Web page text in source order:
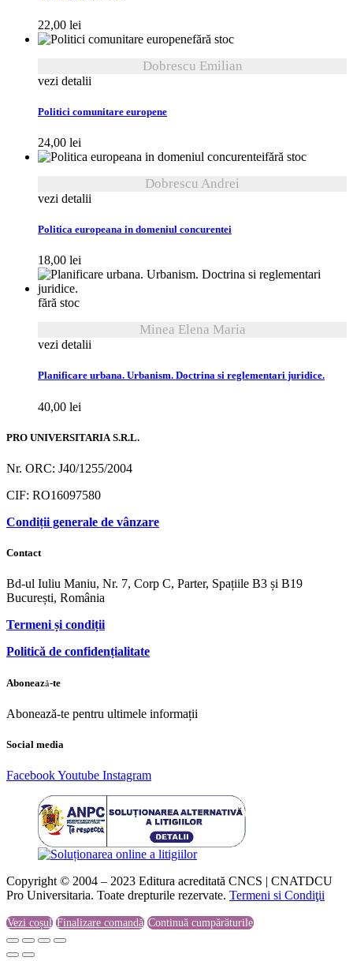
22,00 lei
fără stoc
Dobrescu Emilian
vezi detalii
Politici comunitare europene
24,00 lei
fără stoc
Dobrescu Andrei
vezi detalii
Politica europeana in domeniul concurentei
18,00 lei
fără stoc
Minea Elena Maria
vezi detalii
Planificare urbana. Urbanism. Doctrina si reglementari juridice.
40,00 lei
PRO UNIVERSITARIA S.R.L.
Nr. ORC: J40/1255/2004
CIF: RO16097580
Condiții generale de vânzare
Contact
Bd-ul Iuliu Maniu, Nr. 7, Corp C, Parter, Spațiile B3 și B19
București, România
Termeni și condiții
Politică de confidențialitate
Abonează-te
Abonează-te pentru ultimele informații
Social media
FacebookYoutube Instagram
Copyright © 2004 – 2023 Editura acreditată CNCS | CNATDCU
Pro Universitaria. Toate drepturile rezervate. Termeni si Condiţii
Vezi coșul Finalizare comandă Continuă cumpărăturile